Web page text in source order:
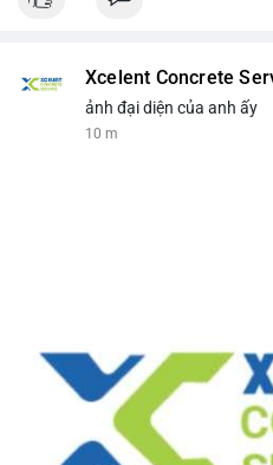
Xcelent Concrete
ảnh đại diện của anh ấy
10 m